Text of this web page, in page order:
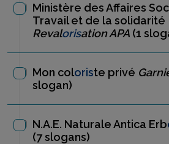
Ministère des Affaires
Travail et de la solidarité
Revalorisation APA (1
Mon coloriste privé
slogan)
N.A.E. Naturale Antica Erb
(7 slogans)